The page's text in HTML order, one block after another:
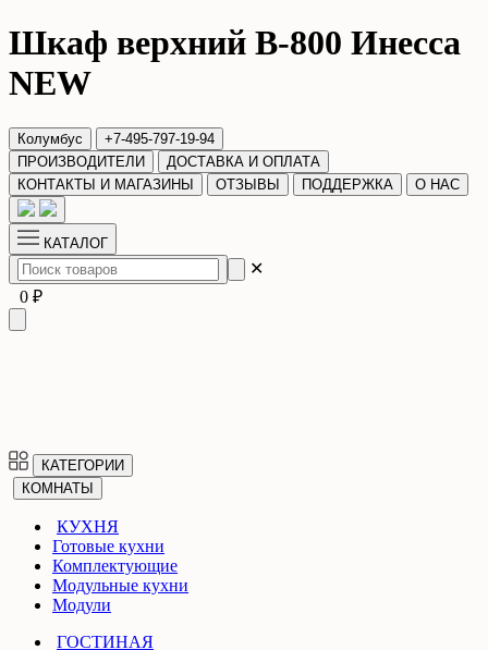
Шкаф верхний В-800 Инесса
NEW
Колумбус
+7-495-797-19-94
ПРОИЗВОДИТЕЛИ
ДОСТАВКА И ОПЛАТА
КОНТАКТЫ И МАГАЗИНЫ
ОТЗЫВЫ ПОДДЕРЖКА О НАС
КАТАЛОГ
✕
0 ₽
КАТЕГОРИИ
КОМНАТЫ
КУХНЯ
Готовые кухни
Комплектующие
Модульные кухни
Модули
ГОСТИНАЯ